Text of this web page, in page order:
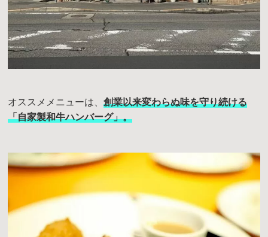
オススメメニューは、創業以来変わらぬ味を守り続ける
「自家製和牛ハンバーグ」。